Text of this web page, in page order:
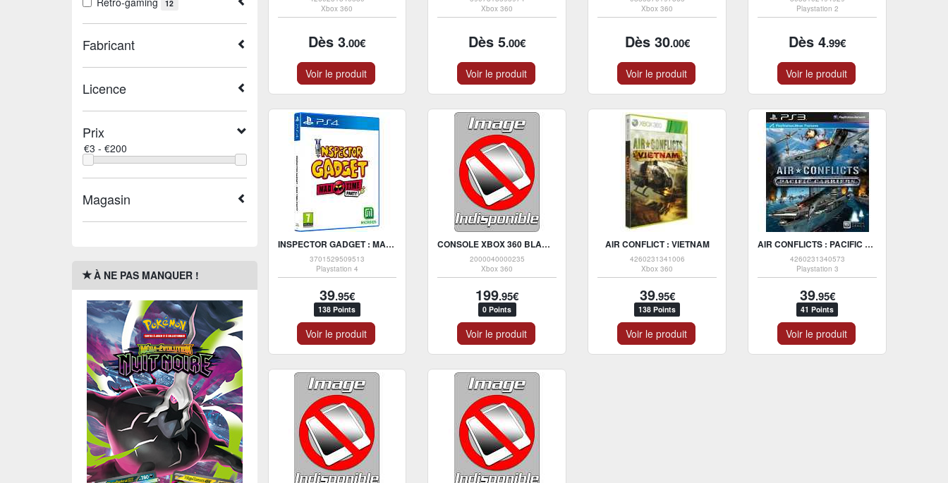
12
Fabricant
Licence
Prix
Magasin
À NE PAS MANQUER !
Xbox 360
Dès 3.00€
Voir le produit
Xbox 360
Dès 5.00€
Voir le produit
Xbox 360
Dès 30.00€
Voir le produit
Playstation 2
Dès 4.99€
Voir le produit
INSPECTOR GADGET : MAD TIME PARTY
3701529509513
Playstation 4
39.95€
138 Points
Voir le produit
CONSOLE XBOX 360 BLANCHE 60 GO
2000040000235
Xbox 360
199.95€
0 Points
Voir le produit
AIR CONFLICT : VIETNAM
4260231341006
Xbox 360
39.95€
138 Points
Voir le produit
AIR CONFLICTS : PACIFIC CARRIERS
4260231340573
Playstation 3
39.95€
41 Points
Voir le produit